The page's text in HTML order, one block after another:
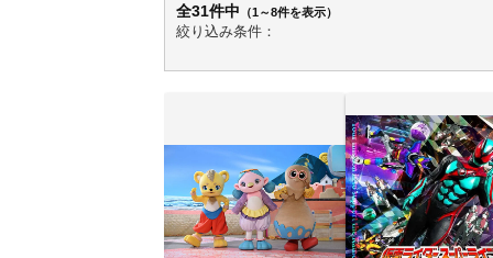
全31件中 （1～8件を表示）
絞り込み条件：